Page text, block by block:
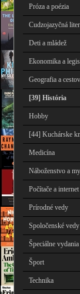
Próza a poézia
Cudzojazyčná
Deti a mládež
Ekonomika a
Geografia a
[39] História
Hobby
[44] Kuchárske
Medicína
Náboženstvo a
Počítače a internet
Prírodné vedy
Spoločenské vedy
Špeciálne vydania
Šport
Technika